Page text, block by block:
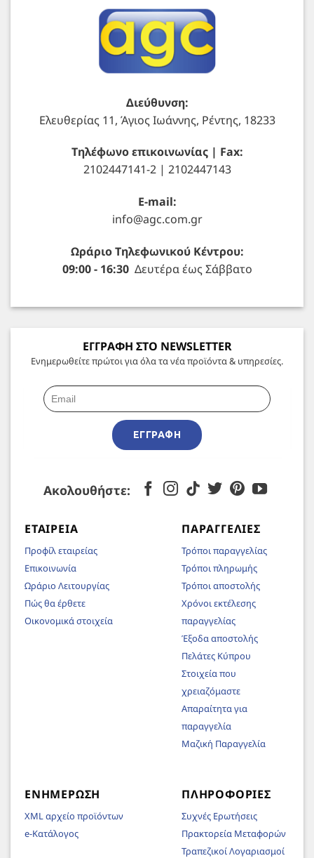
Διεύθυνση:
Ελευθερίας 11, Άγιος Ιωάννης, Ρέντης, 18233
Τηλέφωνο επικοινωνίας | Fax:
2102447141-2 | 2102447143
E-mail:
info@agc.com.gr
Ωράριο Τηλεφωνικού Κέντρου:
09:00 - 16:30Δευτέρα έως Σάββατο
ΕΓΓΡΑΦΗ ΣΤΟ NEWSLETTER
Ενημερωθείτε πρώτοι για όλα τα νέα προϊόντα & υπηρεσίες.
ΕΓΓΡΑΦΉ
Ακολουθήστε:
ΕΤΑΙΡΕΊΑ
Προφίλ εταιρείας
Επικοινωνία
Ωράριο Λειτουργίας
Πώς θα έρθετε
Οικονομικά στοιχεία
ΠΑΡΑΓΓΕΛΊΕΣ
Τρόποι παραγγελίας
Τρόποι πληρωμής
Τρόποι αποστολής
Χρόνοι εκτέλεσης
παραγγελίας
Έξοδα αποστολής
Πελάτες Κύπρου
Στοιχεία που
χρειαζόμαστε
Απαραίτητα για
παραγγελία
Μαζική Παραγγελία
ΕΝΗΜΈΡΩΣΗ
XML αρχείο προϊόντων
e-Κατάλογος
ΠΛΗΡΟΦΟΡΊΕΣ
Συχνές Ερωτήσεις
Πρακτορεία Μεταφορών
Τραπεζικοί Λογαριασμοί